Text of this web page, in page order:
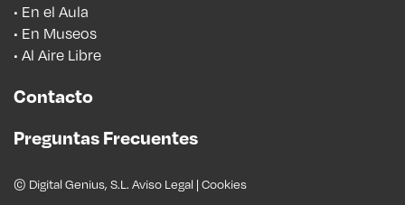
• En el Aula
• En Museos
• Al Aire Libre
Contacto
Preguntas Frecuentes
© Digital Genius, S.L. Aviso Legal | Cookies